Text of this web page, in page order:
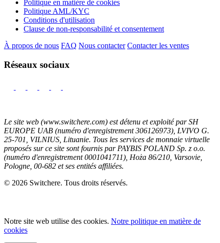
Politique en matière de cookies
Politique AML/KYC
Conditions d'utilisation
Clause de non-responsabilité et consentement
À propos de nous FAQ Nous contacter Contacter les ventes
Réseaux sociaux
Le site web (www.switchere.com) est détenu et exploité par SH
EUROPE UAB (numéro d'enregistrement 306126973), LVIVO G.
25-701, VILNIUS, Lituanie. Tous les services de monnaie virtuelle
proposés sur ce site sont fournis par PAYBIS POLAND Sp. z o.o.
(numéro d'enregistrement 0001041711), Hoża 86/210, Varsovie,
Pologne, 00-682 et ses entités affiliées.
© 2026 Switchere. Tous droits réservés.
Notre site web utilise des cookies. Notre politique en matière de
cookies